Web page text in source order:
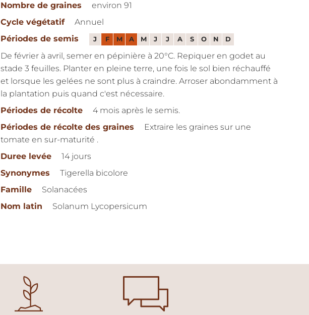
Nombre de graines
environ 91
Cycle végétatif
Annuel
Périodes de semis
J F M A M J J A S O N D
De février à avril, semer en pépinière à 20°C. Repiquer en godet au
stade 3 feuilles. Planter en pleine terre, une fois le sol bien réchauffé
et lorsque les gelées ne sont plus à craindre. Arroser abondamment à
la plantation puis quand c'est nécessaire.
Périodes de récolte
4 mois après le semis.
Périodes de récolte des graines
Extraire les graines sur une
tomate en sur-maturité .
Duree levée
14 jours
Synonymes
Tigerella bicolore
Famille
Solanacées
Nom latin
Solanum Lycopersicum